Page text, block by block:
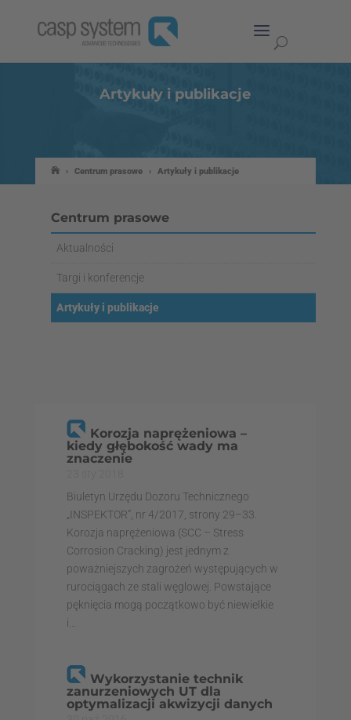
Artykuły i publikacje
› Centrum prasowe › Artykuły i publikacje
Centrum prasowe
Aktualności
Targi i konferencje
Artykuły i publikacje
Korozja naprężeniowa –
kiedy głębokość wady ma
znaczenie
Biuletyn Urzędu Dozoru Technicznego
„INSPEKTOR”, nr 4/2017, strony 29–33.
Korozja naprężeniowa (SCC – Stress
Corrosion Cracking) jest jednym z
poważniejszych zagrożeń występujących w
rurociągach ze stali węglowej. Powstające
pęknięcia mogą początkowo być niewielkie
i...
Wykorzystanie technik
zanurzeniowych UT dla
optymalizacji akwizycji danych